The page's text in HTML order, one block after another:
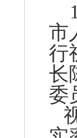
市
行
长
委